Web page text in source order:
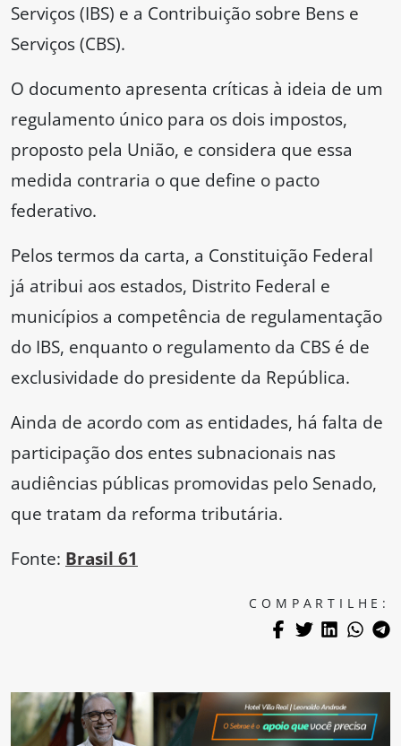
Serviços (IBS) e a Contribuição sobre Bens e
Serviços (CBS).
O documento apresenta críticas à ideia de um
regulamento único para os dois impostos,
proposto pela União, e considera que essa
medida contraria o que define o pacto
federativo.
Pelos termos da carta, a Constituição Federal
já atribui aos estados, Distrito Federal e
municípios a competência de regulamentação
do IBS, enquanto o regulamento da CBS é de
exclusividade do presidente da República.
Ainda de acordo com as entidades, há falta de
participação dos entes subnacionais nas
audiências públicas promovidas pelo Senado,
que tratam da reforma tributária.
Fonte: Brasil 61
COMPARTILHE: